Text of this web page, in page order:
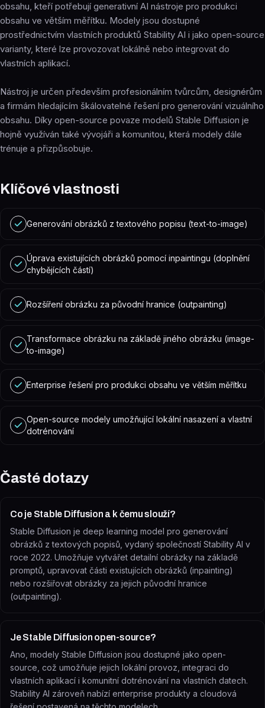
obsahu, kteří potřebují generativní AI nástroje pro produkci
obsahu ve větším měřítku. Modely jsou dostupné
prostřednictvím vlastních produktů Stability AI i jako open-source
varianty, které lze provozovat lokálně nebo integrovat do
vlastních aplikací.
Nástroj je určen především profesionálním tvůrcům, designérům
a firmám hledajícím škálovatelné řešení pro generování vizuálního
obsahu. Díky open-source povaze modelů Stable Diffusion je
hojně využíván také vývojáři a komunitou, která modely dále
trénuje a přizpůsobuje.
Klíčové vlastnosti
Generování obrázků z textového popisu (text-to-image)
Úprava existujících obrázků pomocí inpaintingu (doplnění
chybějících částí)
Rozšíření obrázku za původní hranice (outpainting)
Transformace obrázku na základě jiného obrázku (image-
to-image)
Enterprise řešení pro produkci obsahu ve větším měřítku
Open-source modely umožňující lokální nasazení a vlastní
dotrénování
Časté dotazy
Co je Stable Diffusion a k čemu slouží?
Stable Diffusion je deep learning model pro generování
obrázků z textových popisů, vydaný společností Stability AI v
roce 2022. Umožňuje vytvářet detailní obrázky na základě
promptů, upravovat části existujících obrázků (inpainting)
nebo rozšiřovat obrázky za jejich původní hranice
(outpainting).
Je Stable Diffusion open-source?
Ano, modely Stable Diffusion jsou dostupné jako open-
source, což umožňuje jejich lokální provoz, integraci do
vlastních aplikací i komunitní dotrénování na vlastních datech.
Stability AI zároveň nabízí enterprise produkty a cloudová